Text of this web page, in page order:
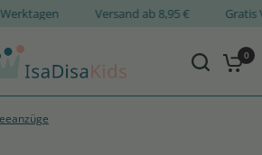
3-4 Werktagen Versand ab 8,95 €
0